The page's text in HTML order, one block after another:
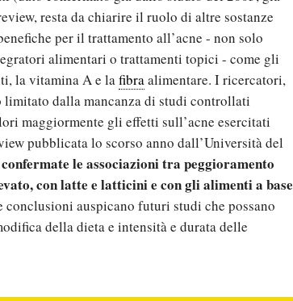
resta da chiarire il ruolo di altre sostanze
per il trattamento all’acne - non solo
alimentari o trattamenti topici - come gli
la vitamina A e lafibraalimentare. I ricercatori,
dalla mancanza di studi controllati
maggiormente gli effetti sull’acne esercitati
pubblicata lo scorso anno dall’Università del
le associazioni tra peggioramento
con latte e latticini e con gli alimenti a base
auspicano futuri studi che possano
della dieta e intensità e durata delle